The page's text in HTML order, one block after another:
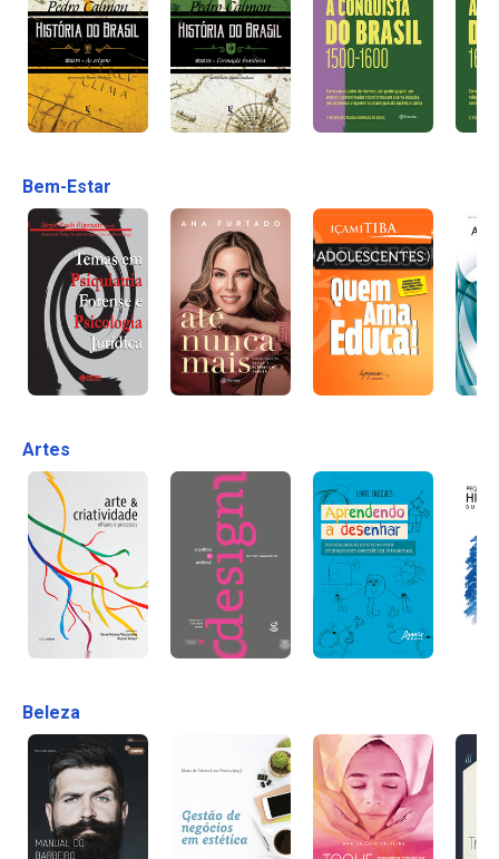
Bem-Estar
Artes
Beleza